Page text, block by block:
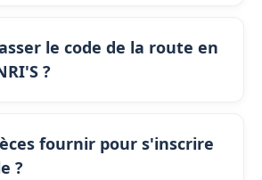
le code de la route en
?
fournir pour s'inscrire
?